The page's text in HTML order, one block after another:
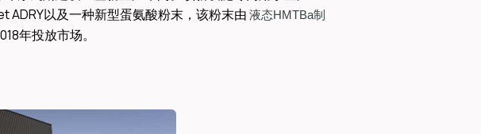
ADRY以及一种新型蛋氨酸粉末，该粉末由 液态HMTBa制
年投放市场。